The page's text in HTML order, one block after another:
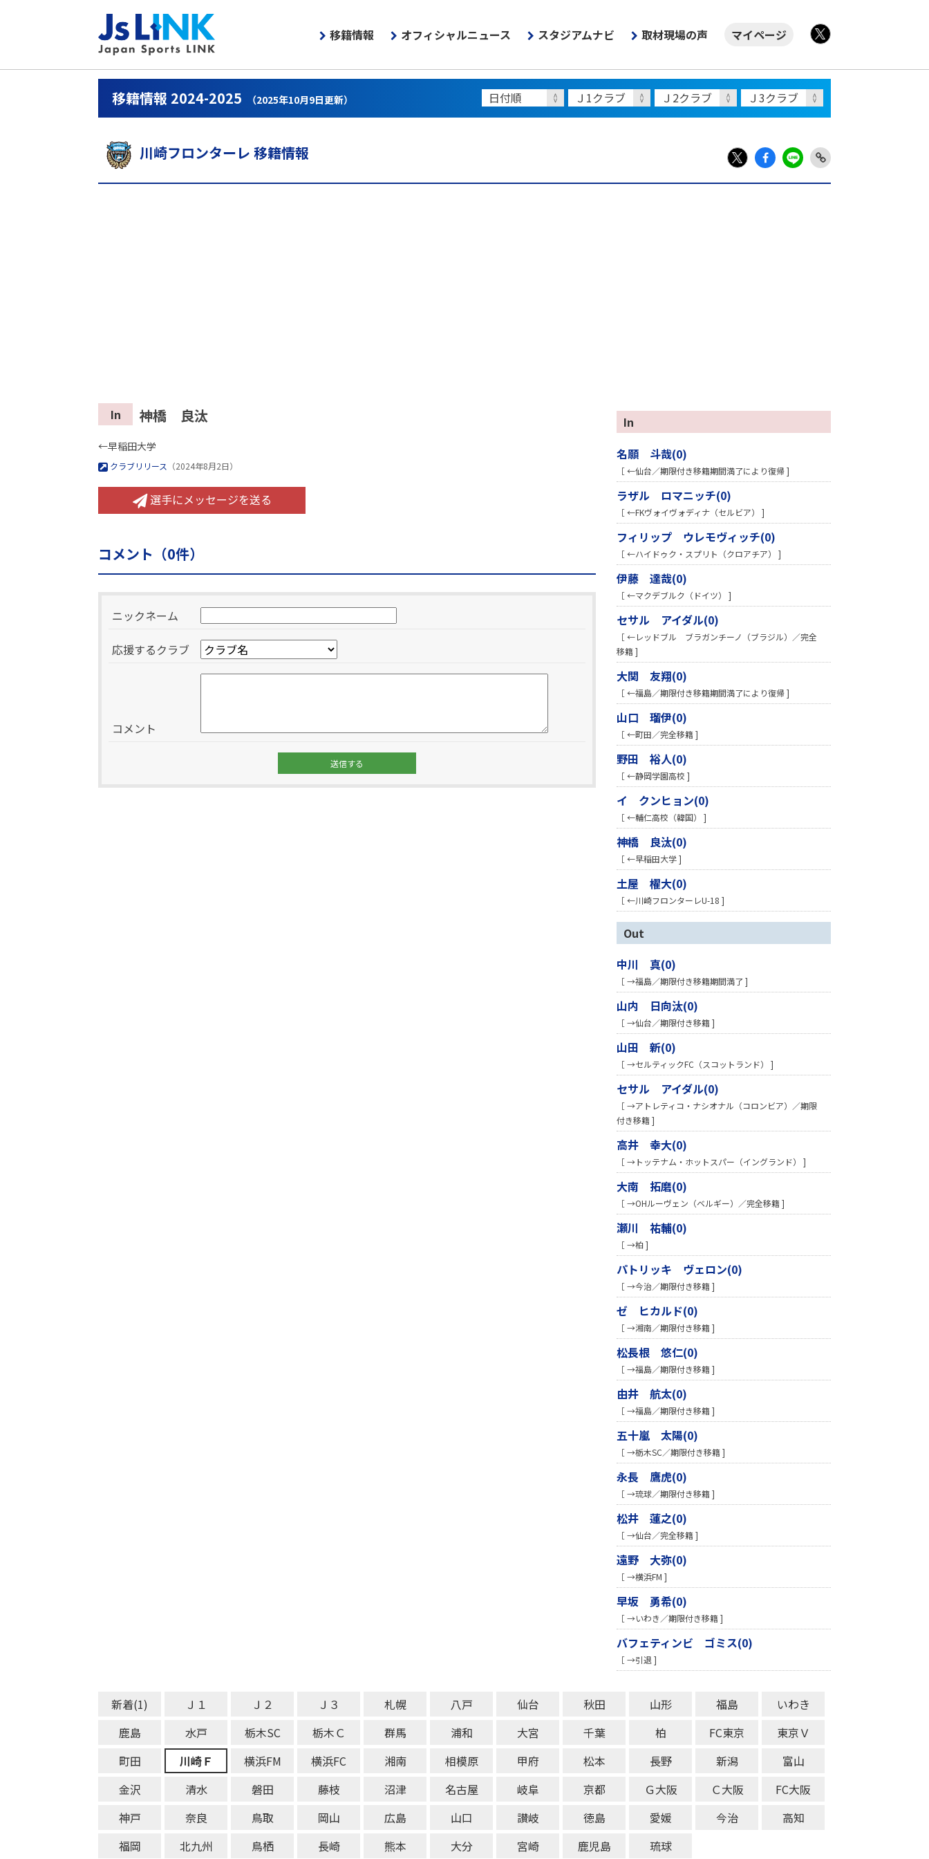
移籍情報 オフィシャルニュース スタジアムナビ 取材現場の声
マイページ
移籍情報 2024-2025 （2025年10月9日更新）
川崎フロンターレ 移籍情報
X
Fac LIN Link
In 神橋 良汰
←早稲田大学
クラブリリース （2024年8月2日）
選手にメッセージを送る
コメント（0件）
ニックネーム
応援するクラブ
コメント
In
名願 斗哉(0)
［ ←仙台／期限付き移籍期間満了により復帰 ]
ラザル ロマニッチ(0)
［ ←FKヴォイヴォディナ（セルビア） ]
フィリップ ウレモヴィッチ(0)
［ ←ハイドゥク・スプリト（クロアチア） ]
伊藤 達哉(0)
［ ←マクデブルク（ドイツ） ]
セサル アイダル(0)
［ ←レッドブル ブラガンチーノ（ブラジル）／完全
移籍 ]
大関 友翔(0)
［ ←福島／期限付き移籍期間満了により復帰 ]
山口 瑠伊(0)
［ ←町田／完全移籍 ]
野田 裕人(0)
［ ←静岡学園高校 ]
イ クンヒョン(0)
［ ←輔仁高校（韓国） ]
神橋 良汰(0)
［ ←早稲田大学 ]
土屋 櫂大(0)
［ ←川崎フロンターレU-18 ]
Out
中川 真(0)
［ →福島／期限付き移籍期間満了 ]
山内 日向汰(0)
［ →仙台／期限付き移籍 ]
山田 新(0)
［ →セルティックFC（スコットランド） ]
セサル アイダル(0)
［ →アトレティコ・ナシオナル（コロンビア）／期限
付き移籍 ]
高井 幸大(0)
［ →トッテナム・ホットスパー（イングランド） ]
大南 拓磨(0)
［ →OHルーヴェン（ベルギー）／完全移籍 ]
瀬川 祐輔(0)
［ →柏 ]
パトリッキ ヴェロン(0)
［ →今治／期限付き移籍 ]
ゼ ヒカルド(0)
［ →湘南／期限付き移籍 ]
松長根 悠仁(0)
［ →福島／期限付き移籍 ]
由井 航太(0)
［ →福島／期限付き移籍 ]
五十嵐 太陽(0)
［ →栃木SC／期限付き移籍 ]
永長 鷹虎(0)
［ →琉球／期限付き移籍 ]
松井 蓮之(0)
［ →仙台／完全移籍 ]
遠野 大弥(0)
［ →横浜FM ]
早坂 勇希(0)
［ →いわき／期限付き移籍 ]
バフェティンビ ゴミス(0)
［ →引退 ]
新着(1) Ｊ１ Ｊ２ Ｊ３ 札幌 八戸 仙台 秋田 山形 福島
いわき
鹿島
水戸 栃木SC 栃木Ｃ 群馬 浦和 大宮 千葉 柏 FC東京
東京Ｖ
町田
川崎Ｆ 横浜FM 横浜FC 湘南 相模原 甲府 松本 長野 新潟
富山
金沢
清水 磐田 藤枝 沼津 名古屋 岐阜 京都 Ｇ大阪 Ｃ大阪
FC大阪
神戸
奈良 鳥取 岡山 広島 山口 讃岐 徳島 愛媛 今治
高知
福岡
北九州 鳥栖 長崎 熊本 大分 宮崎 鹿児島 琉球